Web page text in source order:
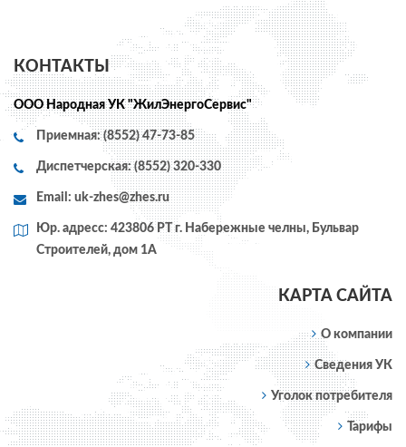
КОНТАКТЫ
ООО Народная УК "ЖилЭнергоСервис"
Приемная: (8552) 47-73-85
Диспетчерская: (8552) 320-330
Email: uk-zhes@zhes.ru
Юр. адресс: 423806 РТ г. Набережные челны, Бульвар
Строителей, дом 1А
КАРТА САЙТА
О компании
Сведения УК
Уголок потребителя
Тарифы